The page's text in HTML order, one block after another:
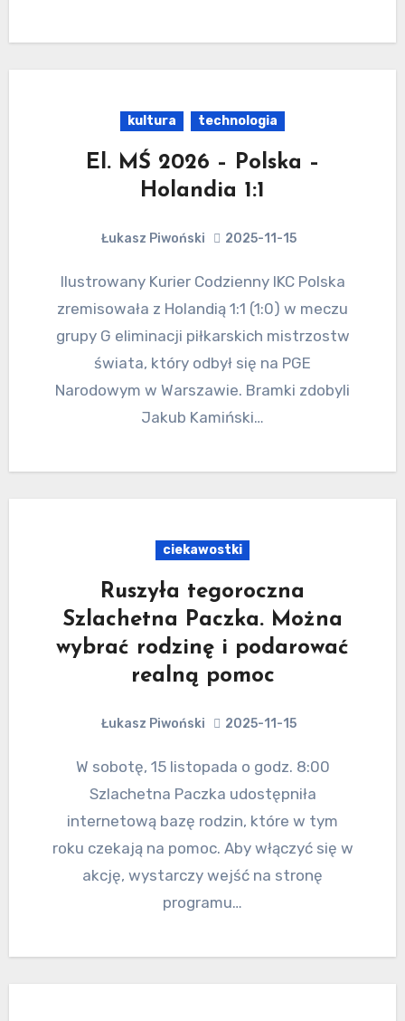
kultura technologia
El. MŚ 2026 – Polska –
Holandia 1:1
Łukasz Piwoński 2025-11-15
Ilustrowany Kurier Codzienny IKC Polska
zremisowała z Holandią 1:1 (1:0) w meczu
grupy G eliminacji piłkarskich mistrzostw
świata, który odbył się na PGE
Narodowym w Warszawie. Bramki zdobyli
Jakub Kamiński…
ciekawostki
Ruszyła tegoroczna
Szlachetna Paczka. Można
wybrać rodzinę i podarować
realną pomoc
Łukasz Piwoński 2025-11-15
W sobotę, 15 listopada o godz. 8:00
Szlachetna Paczka udostępniła
internetową bazę rodzin, które w tym
roku czekają na pomoc. Aby włączyć się w
akcję, wystarczy wejść na stronę
programu…